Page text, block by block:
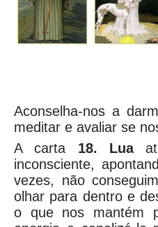
Aconselha-nos a
meditar e avaliar se
A carta 18. Lua
inconsciente,
vezes, não
olhar para dentro e
o que nos mantém